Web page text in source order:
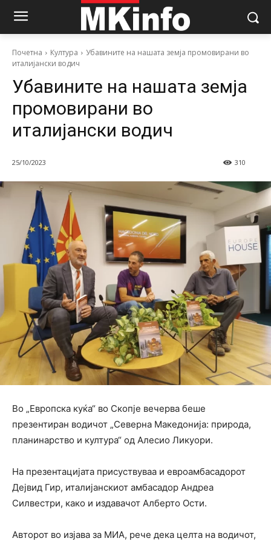
Почетна Култура
Убавините на нашата земја промовирани во
италијански водич
Убавините на нашата земја
промовирани во
италијански водич
25/10/2023 310
Во „Европска куќа“ во Скопје вечерва беше
презентиран водичот „Северна Македонија: природа,
планинарство и култура“ од Алесио Ликуори.
На презентацијата присуствуваа и евроамбасадорот
Дејвид Гир, италијанскиот амбасадор Андреа
Силвестри, како и издавачот Алберто Ости.
Авторот во изјава за МИА, рече дека целта на водичот,